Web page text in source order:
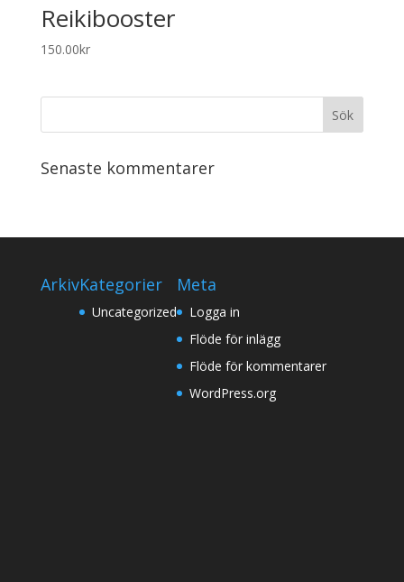
Reikibooster
150.00kr
Senaste kommentarer
ArkivKategorier
Uncategorized
Meta
Logga in
Flöde för inlägg
Flöde för kommentarer
WordPress.org